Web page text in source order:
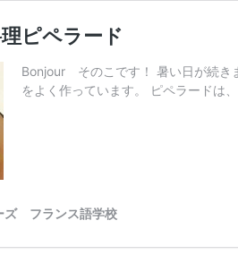
ピペラード
Bonjour そのこです！ 暑い日が続き
をよく作っています。 ピペラードは
ズ フランス語学校